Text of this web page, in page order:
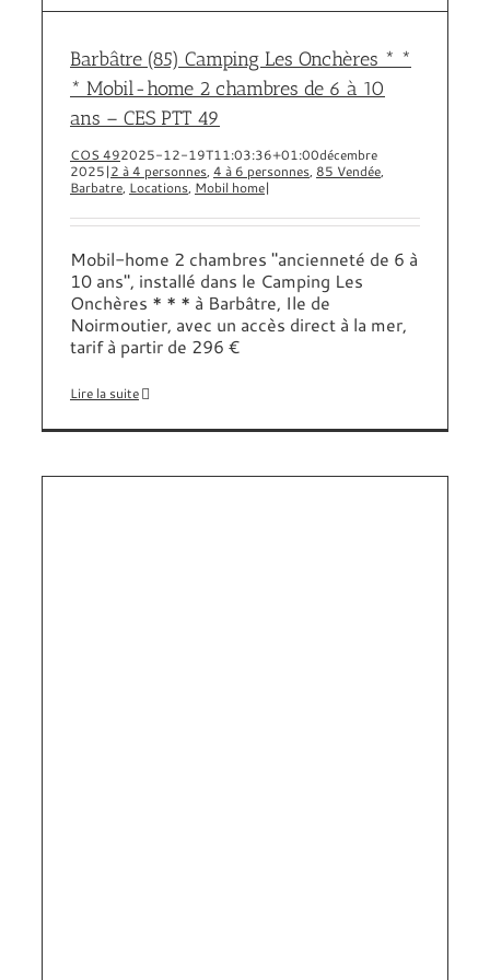
Barbâtre (85) Camping Les Onchères * *
* Mobil-home 2 chambres de 6 à 10
ans – CES PTT 49
COS 492025-12-19T11:03:36+01:00décembre
2025|2 à 4 personnes, 4 à 6 personnes, 85 Vendée,
Barbatre, Locations, Mobil home|
Mobil-home 2 chambres "ancienneté de 6 à
10 ans", installé dans le Camping Les
Onchères * * * à Barbâtre, Ile de
Noirmoutier, avec un accès direct à la mer,
tarif à partir de 296 €
Lire la suite